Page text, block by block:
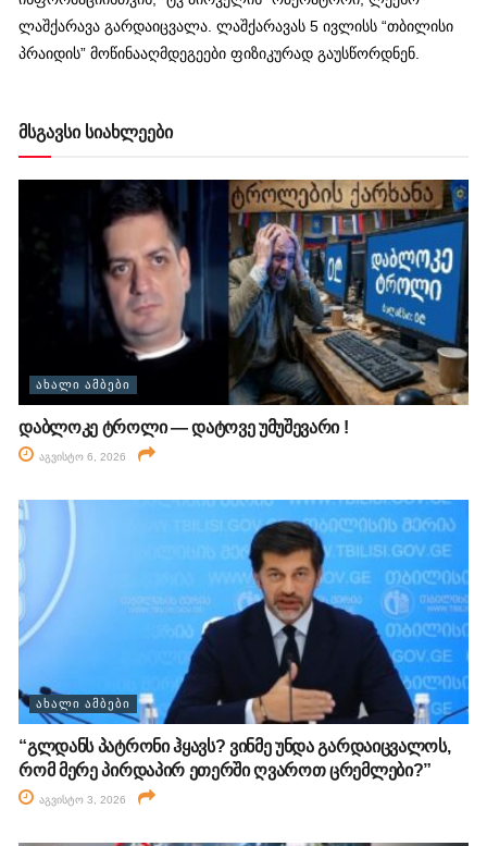
ლაშქარავა გარდაიცვალა. ლაშქარავას 5 ივლისს “თბილისი
პრაიდის” მოწინააღმდეგეები ფიზიკურად გაუსწორდნენ.
მსგავსი სიახლეები
ᲐᲮᲐᲚᲘ ᲐᲛᲑᲔᲑᲘ
დაბლოკე ტროლი — დატოვე უმუშევარი !
აგვისტო 6, 2026
ᲐᲮᲐᲚᲘ ᲐᲛᲑᲔᲑᲘ
“გლდანს პატრონი ჰყავს? ვინმე უნდა გარდაიცვალოს,
რომ მერე პირდაპირ ეთერში ღვაროთ ცრემლები?”
აგვისტო 3, 2026